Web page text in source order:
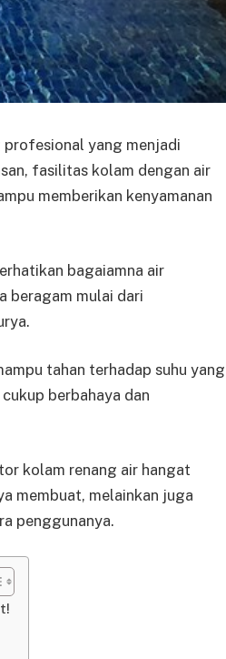
yang menjadi
fasilitas kolam dengan air
memberikan kenyamanan
bagaiamna air
beragam mulai dari
tahan terhadap suhu yang
berbahaya dan
kolam renang air hangat
membuat, melainkan juga
penggunanya.